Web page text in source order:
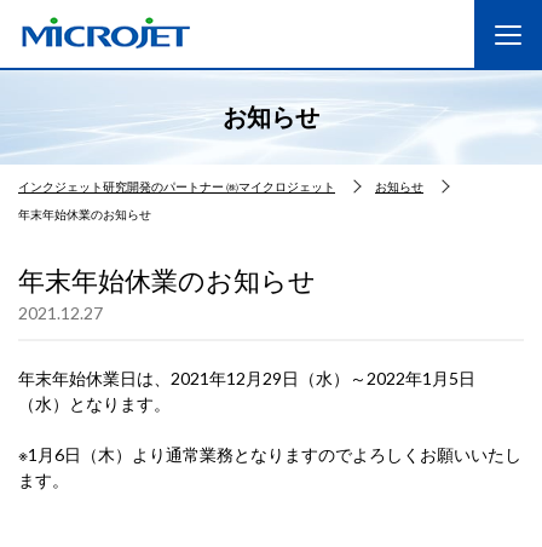
お知らせ
インクジェット研究開発のパートナー ㈱マイクロジェット
お知らせ
年末年始休業のお知らせ
年末年始休業のお知らせ
2021.12.27
年末年始休業日は、2021年12月29日（水）～2022年1月5日
（水）となります。
※1月6日（木）より通常業務となりますのでよろしくお願いいたし
ます。